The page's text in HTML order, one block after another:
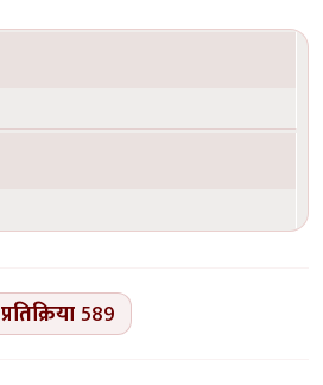
प्रतिक्रिया589